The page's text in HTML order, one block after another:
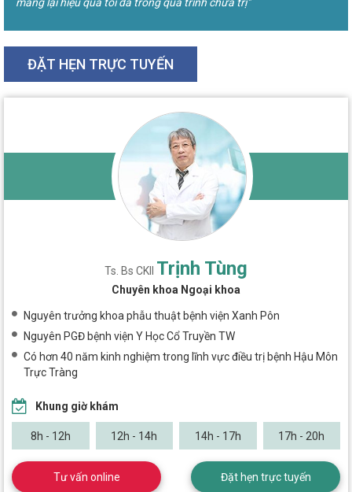
ĐẶT HẸN TRỰC TUYẾN
Ts. Bs CKII Trịnh Tùng
Chuyên khoa Ngoại khoa
Nguyên trưởng khoa phẫu thuật bệnh viện Xanh Pôn
Nguyên PGĐ bệnh viện Y Học Cổ Truyền TW
Có hơn 40 năm kinh nghiệm trong lĩnh vực điều trị bệnh Hậu Môn
Trực Tràng
Khung giờ khám
8h - 12h 12h - 14h 14h - 17h 17h - 20h
Tư vấn online Đặt hẹn trực tuyến